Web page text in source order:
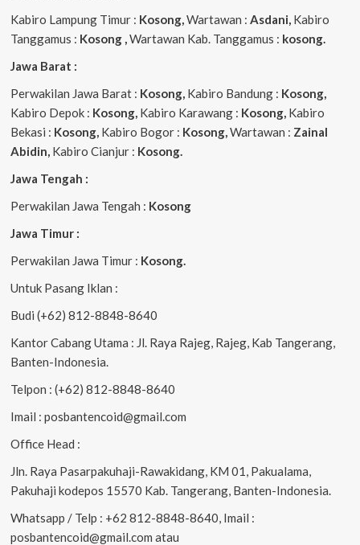
Kabiro Lampung Timur : Kosong,Wartawan : Asdani, Kabiro
Tanggamus : Kosong ,Wartawan Kab. Tanggamus : kosong.
Jawa Barat :
Perwakilan Jawa Barat : Kosong,Kabiro Bandung : Kosong,
Kabiro Depok : Kosong,Kabiro Karawang : Kosong,Kabiro
Bekasi : Kosong,Kabiro Bogor : Kosong,Wartawan : Zainal
Abidin,Kabiro Cianjur : Kosong.
Jawa Tengah :
Perwakilan Jawa Tengah : Kosong
Jawa Timur :
Perwakilan Jawa Timur : Kosong.
Untuk Pasang Iklan :
Budi (+62) 812-8848-8640
Kantor Cabang Utama : Jl. Raya Rajeg, Rajeg, Kab Tangerang,
Banten-Indonesia.
Telpon : (+62) 812-8848-8640
Imail : posbantencoid@gmail.com
Office Head :
Jln. Raya Pasarpakuhaji-Rawakidang, KM 01, Pakualama,
Pakuhaji kodepos 15570 Kab. Tangerang, Banten-Indonesia.
Whatsapp / Telp : +62 812-8848-8640, Imail :
posbantencoid@gmail.com atau